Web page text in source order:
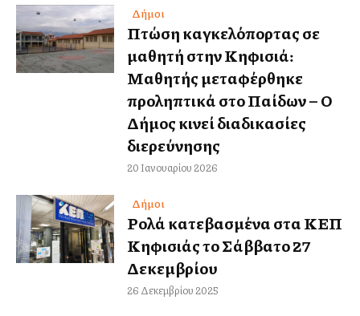
Δήμοι
Πτώση καγκελόπορτας σε
μαθητή στην Κηφισιά:
Μαθητής μεταφέρθηκε
προληπτικά στο Παίδων – Ο
Δήμος κινεί διαδικασίες
διερεύνησης
20 Ιανουαρίου 2026
Δήμοι
Ρολά κατεβασμένα στα ΚΕΠ
Κηφισιάς το Σάββατο 27
Δεκεμβρίου
26 Δεκεμβρίου 2025